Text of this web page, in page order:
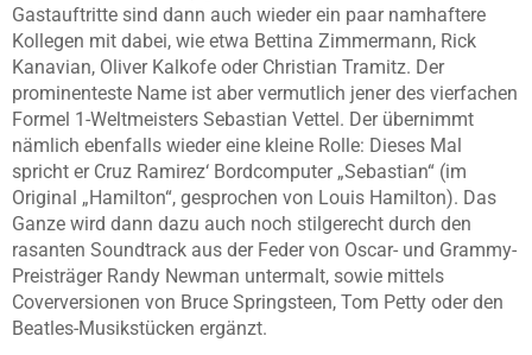
Gastauftritte sind dann auch wieder ein paar namhaftere
Kollegen mit dabei, wie etwa Bettina Zimmermann, Rick
Kanavian, Oliver Kalkofe oder Christian Tramitz. Der
prominenteste Name ist aber vermutlich jener des vierfachen
Formel 1-Weltmeisters Sebastian Vettel. Der übernimmt
nämlich ebenfalls wieder eine kleine Rolle: Dieses Mal
spricht er Cruz Ramirez‘ Bordcomputer „Sebastian“ (im
Original „Hamilton“, gesprochen von Louis Hamilton). Das
Ganze wird dann dazu auch noch stilgerecht durch den
rasanten Soundtrack aus der Feder von Oscar- und Grammy-
Preisträger Randy Newman untermalt, sowie mittels
Coverversionen von Bruce Springsteen, Tom Petty oder den
Beatles-Musikstücken ergänzt.